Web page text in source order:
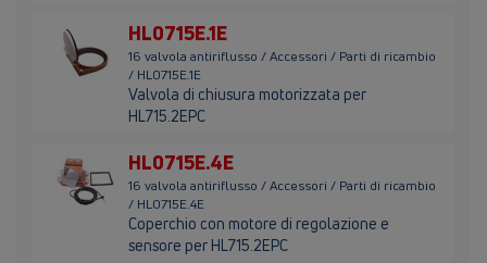
HL0715E.1E
16 valvola antiriflusso / Accessori / Parti di ricambio
/ HL0715E.1E
Valvola di chiusura motorizzata per
HL715.2EPC
HL0715E.4E
16 valvola antiriflusso / Accessori / Parti di ricambio
/ HL0715E.4E
Coperchio con motore di regolazione e
sensore per HL715.2EPC